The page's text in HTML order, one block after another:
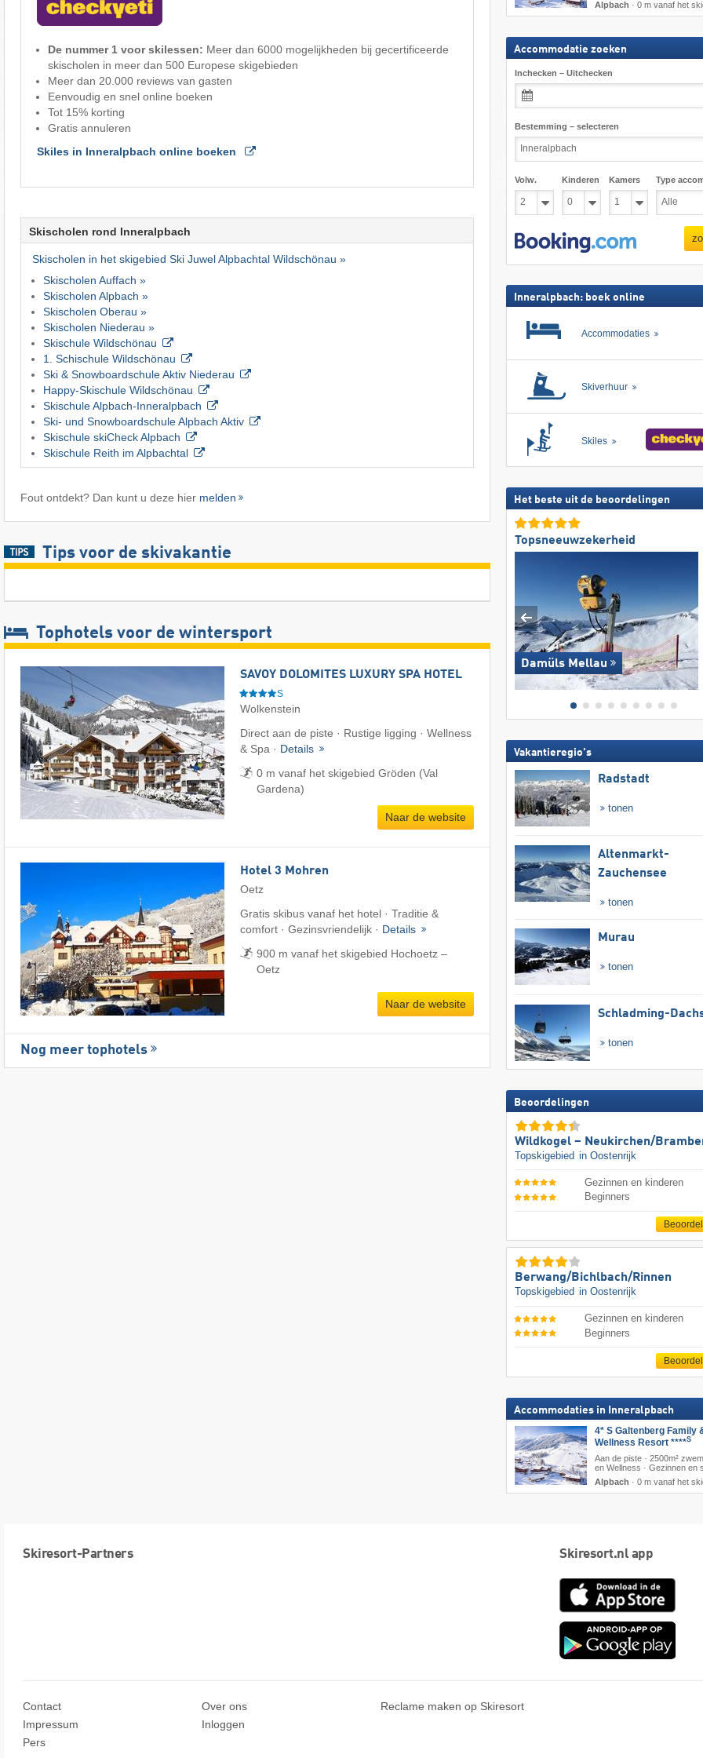
De nummer 1 voor skilessen: Meer dan 6000 mogelijkheden bij gecertificeerde
skischolen in meer dan 500 Europese skigebieden
Meer dan 20.000 reviews van gasten
Eenvoudig en snel online boeken
Tot 15% korting
Gratis annuleren
Skiles in Inneralpbach online boeken
Skischolen rond Inneralpbach
Skischolen in het skigebied Ski Juwel Alpbachtal Wildschönau »
Skischolen Auffach »
Skischolen Alpbach »
Skischolen Oberau »
Skischolen Niederau »
Skischule Wildschönau
1. Schischule Wildschönau
Ski & Snowboardschule Aktiv Niederau
Happy-Skischule Wildschönau
Skischule Alpbach-Inneralpbach
Ski- und Snowboardschule Alpbach Aktiv
Skischule skiCheck Alpbach
Skischule Reith im Alpbachtal
Fout ontdekt? Dan kunt u deze hier melden
Tips voor de skivakantie
Tophotels voor de wintersport
SAVOY DOLOMITES LUXURY SPA HOTEL
S
Wolkenstein
Direct aan de piste · Rustige ligging · Wellness
& Spa · Details
0 m vanaf het skigebied Gröden (Val
Gardena)
Naar de website
Hotel 3 Mohren
Oetz
Gratis skibus vanaf het hotel · Traditie &
comfort · Gezinsvriendelijk · Details
900 m vanaf het skigebied Hochoetz –
Oetz
Naar de website
Nog meer tophotels
Alpbach · 0 m vanaf het
Accommodatie zoeken
Inchecken – Uitchecken
Bestemming – selecteren
Volw. Kinderen Kamers Type
Inneralpbach: boek online
Accommodaties
Skiverhuur
Skiles
Het beste uit de beoordelingen
Topsneeuwzekerheid
Damüls Mellau
Vakantieregio's
Radstadt
tonen
Altenmarkt-
Zauchensee
tonen
Murau
tonen
Schladming-
tonen
Beoordelingen
Wildkogel – Neukirchen/​
Topskigebied in Oostenrijk
Gezinnen en kinderen
Beginners
Berwang/​Bichlbach/​Rinnen
Topskigebied in Oostenrijk
Gezinnen en kinderen
Beginners
Accommodaties in Inneralpbach
4* S Galtenberg Family
Wellness Resort ****S
Aan de piste · 2500m²
en Wellness · Gezinnen en
Alpbach · 0 m vanaf het
Skiresort-Partners Skiresort.nl app
App
Contact
Impressum
Pers
Over ons
Inloggen
Reclame maken op Skiresort